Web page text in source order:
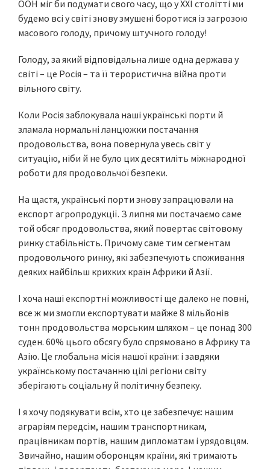
ООН міг би подумати свого часу, що у XXI столітті ми
будемо всі у світі знову змушені боротися із загрозою
масового голоду, причому штучного голоду!
Голоду, за який відповідальна лише одна держава у
світі – це Росія – та її терористична війна проти
вільного світу.
Коли Росія заблокувала наші українські порти й
зламала нормальні ланцюжки постачання
продовольства, вона повернула увесь світ у
ситуацію, ніби й не було цих десятиліть міжнародної
роботи для продовольчої безпеки.
На щастя, українські порти знову запрацювали на
експорт агропродукції. З липня ми постачаємо саме
той обсяг продовольства, який повертає світовому
ринку стабільність. Причому саме тим сегментам
продовольчого ринку, які забезпечують споживання
деяких найбільш крихких країн Африки й Азії.
І хоча наші експортні можливості ще далеко не повні,
все ж ми змогли експортувати майже 8 мільйонів
тонн продовольства морським шляхом – це понад 300
суден. 60% цього обсягу було спрямовано в Африку та
Азію. Це глобальна місія нашої країни: і завдяки
українському постачанню цілі регіони світу
зберігають соціальну й політичну безпеку.
І я хочу подякувати всім, хто це забезпечує: нашим
аграріям передсім, нашим транспортникам,
працівникам портів, нашим дипломатам і урядовцям.
Звичайно, нашим оборонцям країни, які тримають